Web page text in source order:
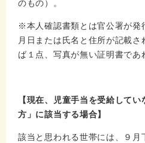
のもの）。
※本人確認書類とは官公署が発
月日または氏名と住所が記載
ば１点、写真が無い証明書であ
【現在、児童手当を受給して
方」に該当する場合】
該当と思われる世帯には、９